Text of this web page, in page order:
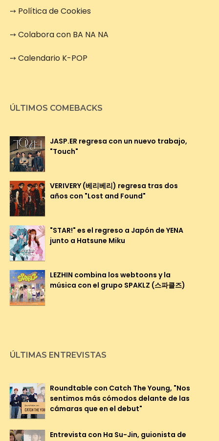
➙ Política de Cookies
➙Colabora con BA NA NA
➙Calendario K-POP
ÚLTIMOS COMEBACKS
JASP.ER regresa con un nuevo trabajo,
"Touch"
VERIVERY (베리베리) regresa tras dos
años con "Lost and Found"
"STAR!" es el regreso a Japón de YENA
junto a Hatsune Miku
LEZHIN combina los webtoons y la
música con el grupo SPAKLZ (스파클즈)
ÚLTIMAS ENTREVISTAS
Roundtable con Catch The Young, "Nos
sentimos más cómodos delante de las
cámaras que en el debut"
Entrevista con Ha Su-Jin, guionista de